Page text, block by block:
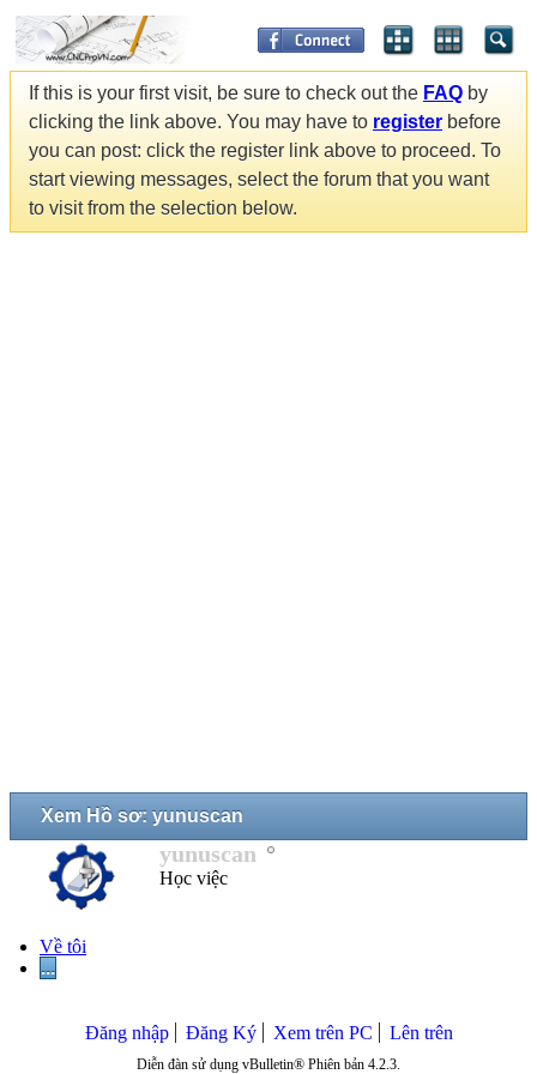
If this is your first visit, be sure to check out the FAQ by
clicking the link above. You may have to register before
you can post: click the register link above to proceed. To
start viewing messages, select the forum that you want
to visit from the selection below.
Xem Hồ sơ: yunuscan
yunuscan
Học việc
Về tôi
...
Đăng nhập Đăng Ký Xem trên PC Lên trên
Diễn đàn sử dụng vBulletin® Phiên bản 4.2.3.